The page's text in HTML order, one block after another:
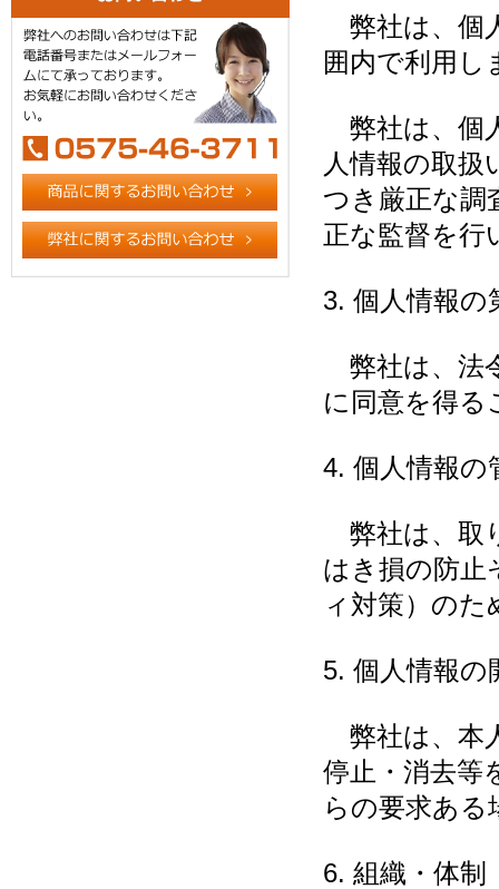
弊社は、個
囲内で利用し
弊社は、個
人情報の取扱
つき厳正な調
正な監督を行
3. 個人情報の
弊社は、法
に同意を得る
4. 個人情報の
弊社は、取
はき損の防止
ィ対策）の
5. 個人情報の
弊社は、本
停止・消去等
らの要求あ
6. 組織・体制